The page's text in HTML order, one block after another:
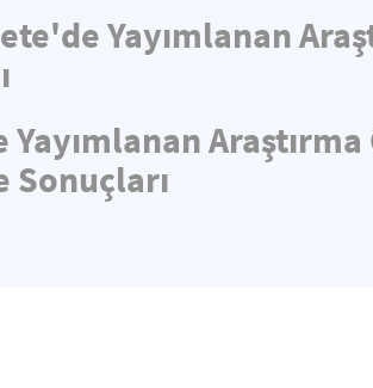
Yayımlanan
Sonuçları